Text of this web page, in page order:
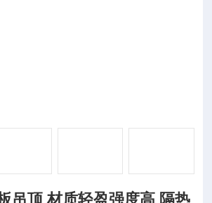
吊顶 材质轻盈强度高 隔热